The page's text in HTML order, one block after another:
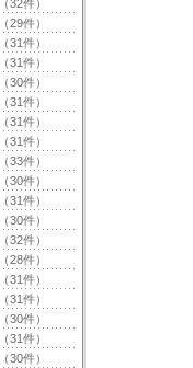
（32件）
（29件）
（31件）
（31件）
（30件）
（31件）
（31件）
（31件）
（33件）
（30件）
（31件）
（30件）
（32件）
（28件）
（31件）
（31件）
（30件）
（31件）
（30件）